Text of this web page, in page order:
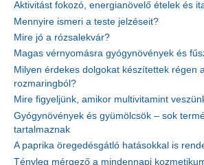
Aktivitást fokozó, energianövelő ételek és
Mennyire ismeri a teste jelzéseit?
Mire jó a rózsalekvár?
Magas vérnyomásra gyógynövények és
Milyen érdekes dolgokat készítettek régen
rozmaringból?
Mire figyeljünk, amikor multivitamint
Gyógynövények és gyümölcsök – sok
tartalmaznak
A paprika öregedésgátló hatásokkal is
Tényleg mérgező a mindennapi